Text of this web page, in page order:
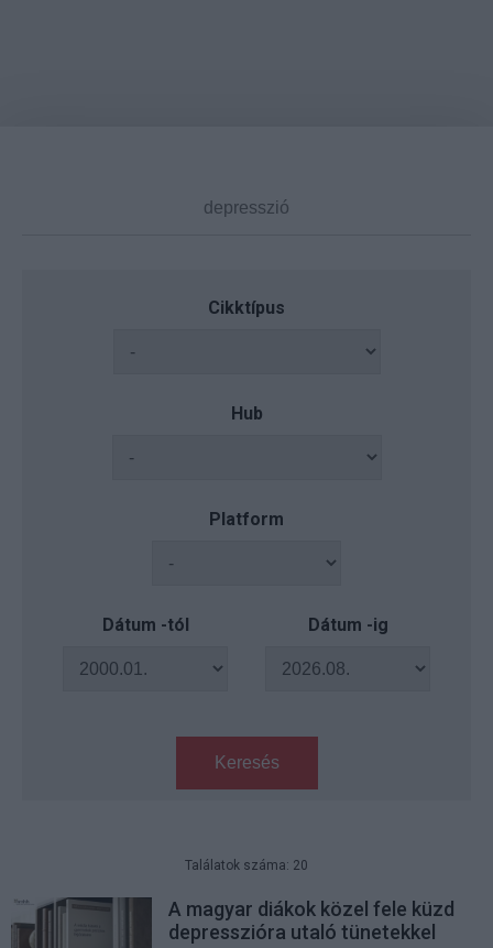
Cikktípus
Hub
Platform
Dátum -tól Dátum -ig
Keresés
Találatok száma: 20
A magyar diákok közel fele küzd
depresszióra utaló tünetekkel